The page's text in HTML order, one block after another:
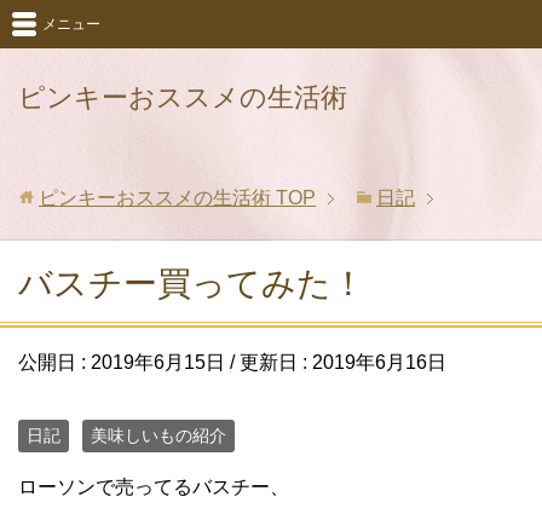
ピンキーおススメの生活術
メニュー
ピンキーおススメの生活術 TOP 日記
バスチー買ってみた！
公開日 : 2019年6月15日 / 更新日 : 2019年6月16日
日記 美味しいもの紹介
ローソンで売ってるバスチー、